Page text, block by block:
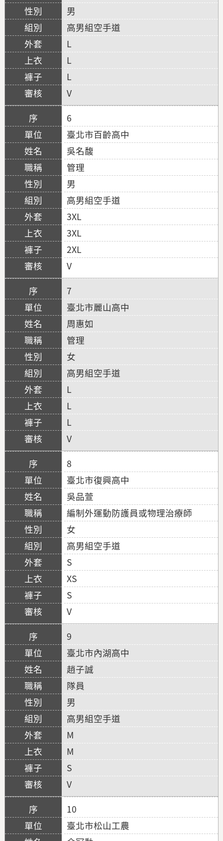
男
高男組空手道
L
L
L
V
6
臺北市百齡高中
吳名馥
管理
男
高男組空手道
3XL
3XL
2XL
V
7
臺北市麗山高中
周惠如
管理
女
高男組空手道
L
L
L
V
8
臺北市復興高中
吳品萱
編制外運動防護員或物理治療師
女
高男組空手道
S
XS
S
V
9
臺北市內湖高中
趙子誠
隊員
男
高男組空手道
M
M
S
V
10
臺北市松山工農